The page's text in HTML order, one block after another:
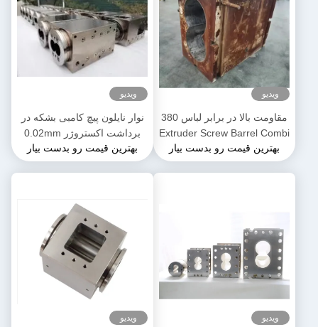
ویدیو
مقاومت بالا در برابر لباس 380
Extruder Screw Barrel Combi
Barrels برای پتروشیمی
بهترین قیمت رو بدست بیار
ویدیو
نوار نایلون پیچ کامبی بشکه در
برداشت اکستروژر 0.02mm
برای ماشین اکستروژ پلاستیکی
بهترین قیمت رو بدست بیار
ویدیو ویدیو